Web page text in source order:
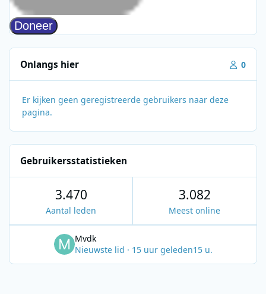
Onlangs hier 0
Er kijken geen geregistreerde gebruikers naar deze
pagina.
Gebruikersstatistieken
3.470
Aantal leden
3.082
Meest online
Mvdk
Nieuwste lid · 15 uur geleden15 u.